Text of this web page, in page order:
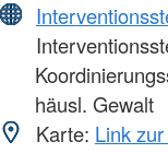
häusl. Gewalt
Karte: Link